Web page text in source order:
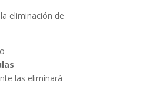
eliminación de
las eliminará